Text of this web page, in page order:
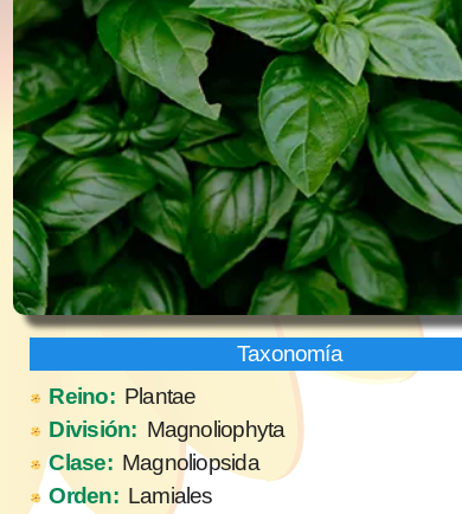
Reino: Plantae
División: Magnoliophyta
Clase: Magnoliopsida
Orden: Lamiales